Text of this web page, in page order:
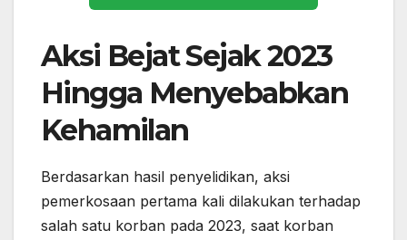
Aksi Bejat Sejak 2023
Hingga Menyebabkan
Kehamilan
Berdasarkan hasil penyelidikan, aksi
pemerkosaan pertama kali dilakukan terhadap
salah satu korban pada 2023, saat korban